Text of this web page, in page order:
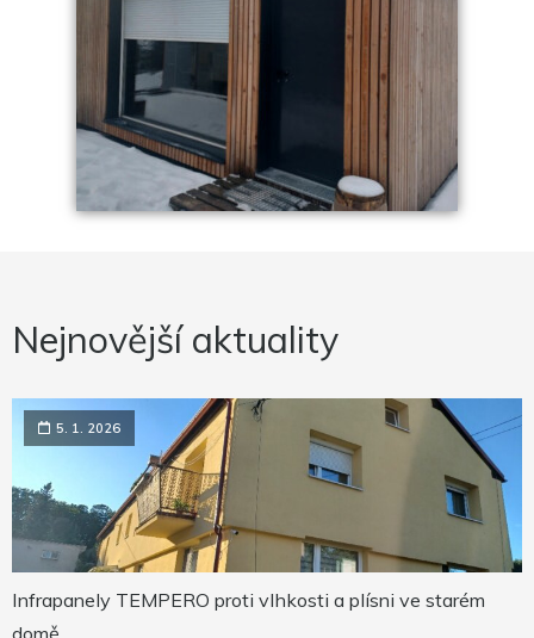
Nejnovější aktuality
5. 1. 2026
Infrapanely TEMPERO proti vlhkosti a plísni ve starém
domě